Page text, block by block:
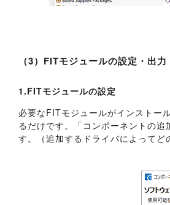
（3）FITモジュールの設定・出力
1.FITモジュールの設定
必要なFITモジュールがインストー
るだけです。「コンポーネントの
す。（追加するドライバによって